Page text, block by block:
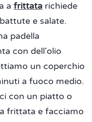
a frittata richiede
e salate.
padella
con dell'olio
un coperchio
a fuoco medio.
con un piatto o
frittata e facciamo